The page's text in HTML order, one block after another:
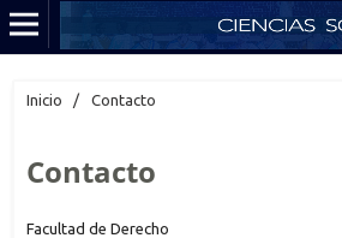
Inicio / Contacto
Contacto
Facultad de Derecho